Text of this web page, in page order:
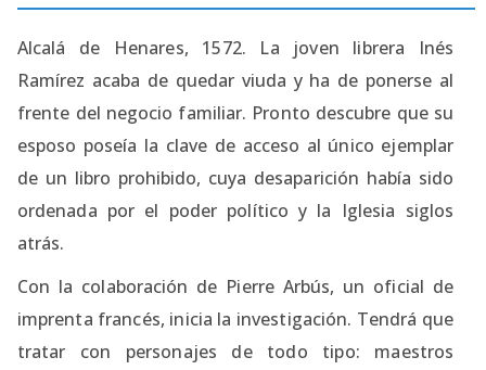
Alcalá de Henares, 1572. La joven librera Inés
Ramírez acaba de quedar viuda y ha de ponerse al
frente del negocio familiar. Pronto descubre que su
esposo poseía la clave de acceso al único ejemplar
de un libro prohibido, cuya desaparición había sido
ordenada por el poder político y la Iglesia siglos
atrás.
Con la colaboración de Pierre Arbús, un oficial de
imprenta francés, inicia la investigación. Tendrá que
tratar con personajes de todo tipo: maestros